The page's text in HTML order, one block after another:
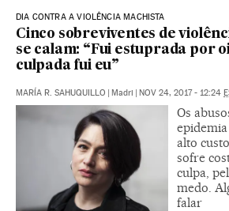
DIA CONTRA A VIOLÊNCIA MACHISTA
Cinco sobreviventes de
se calam: “Fui estuprada por
culpada fui eu”
MARÍA R. SAHUQUILLO | Madri | NOV 24, 2017 - 12:24
Os
alto
sofre
culpa,
medo.
falar